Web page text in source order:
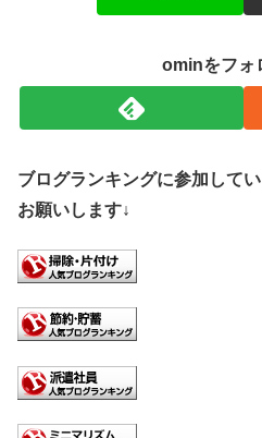
ominをフォ
ブログランキングに参加して
お願いします↓